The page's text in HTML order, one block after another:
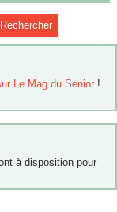
Le Mag du Senior !
à disposition pour